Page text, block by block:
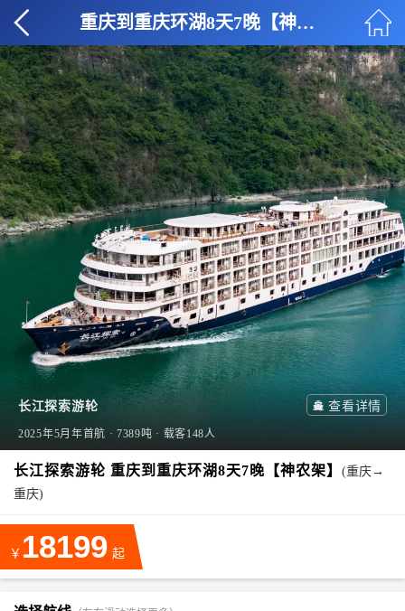
重庆到重庆环湖8天7晚【神农架】
长江探索游轮  查看详情
2025年5月年首航 · 7389吨 · 载客148人
长江探索游轮 重庆到重庆环湖8天7晚【神农架】 (重庆→
重庆)
￥ 18199 起